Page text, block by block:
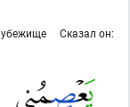
Сказал он:
убежище